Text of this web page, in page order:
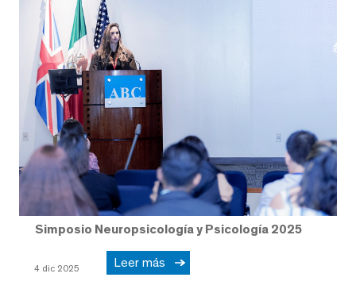
Simposio Neuropsicología y Psicología 2025
4 dic 2025 Leer más